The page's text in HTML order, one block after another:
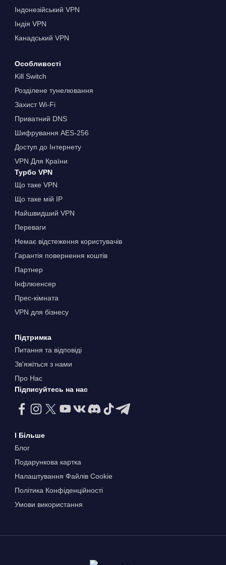
Індонезійський VPN
Індія VPN
Канадський VPN
Особливості
Kill Switch
Розділене тунелювання
Захист Wi-Fi
Приватний DNS
Шифрування AES-256
Доступ до Інтернету
VPN Для Країни
Турбо VPN
Що таке VPN
Що таке мій IP
Найшвидший VPN
Переваги
Немає відстеження користувачів
Гарантія повернення коштів
Партнер
Інфлюенсер
Прес-кімната
VPN для бізнесу
Підтримка
Питання та відповіді
Зв'яжіться з нами
Про Нас
Підписуйтесь на нас
І Більше
Блог
Подарункова картка
Налаштування Файлів Сookie
Політика Конфіденційності
Умови використання